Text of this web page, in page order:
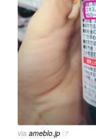
via ameblo.jp